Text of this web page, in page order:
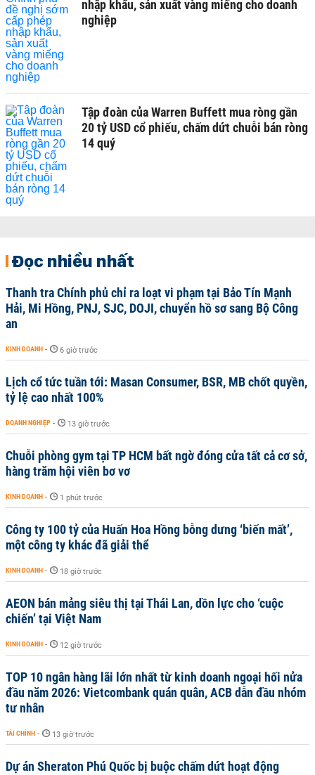
nhập khẩu, sản xuất vàng miếng cho doanh
nghiệp
Tập đoàn của Warren Buffett mua ròng gần
20 tỷ USD cổ phiếu, chấm dứt chuỗi bán ròng
14 quý
Đọc nhiều nhất
Thanh tra Chính phủ chỉ ra loạt vi phạm tại Bảo Tín Mạnh
Hải, Mi Hồng, PNJ, SJC, DOJI, chuyển hồ sơ sang Bộ Công
an
KINH DOANH - 6 giờ trước
Lịch cổ tức tuần tới: Masan Consumer, BSR, MB chốt quyền,
tỷ lệ cao nhất 100%
DOANH NGHIỆP - 13 giờ trước
Chuỗi phòng gym tại TP HCM bất ngờ đóng cửa tất cả cơ sở,
hàng trăm hội viên bơ vơ
KINH DOANH - 1 phút trước
Công ty 100 tỷ của Huấn Hoa Hồng bỗng dưng ‘biến mất’,
một công ty khác đã giải thể
KINH DOANH - 18 giờ trước
AEON bán mảng siêu thị tại Thái Lan, dồn lực cho ‘cuộc
chiến’ tại Việt Nam
KINH DOANH - 12 giờ trước
TOP 10 ngân hàng lãi lớn nhất từ kinh doanh ngoại hối nửa
đầu năm 2026: Vietcombank quán quân, ACB dẫn đầu nhóm
tư nhân
TÀI CHÍNH - 13 giờ trước
Dự án Sheraton Phú Quốc bị buộc chấm dứt hoạt động